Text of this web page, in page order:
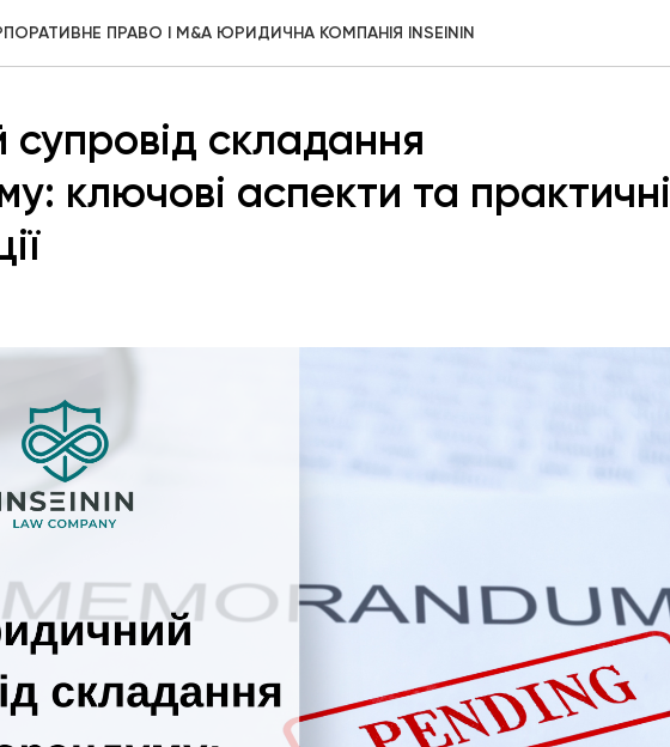
ПРАВО І M&A ЮРИДИЧНА КОМПАНІЯ INSEININ
складання
ключові аспекти та практичні